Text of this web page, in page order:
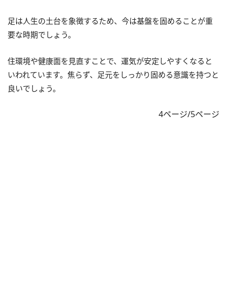
足は人生の土台を象徴するため、今は基盤を固めることが重
要な時期でしょう。
住環境や健康面を見直すことで、運気が安定しやすくなると
いわれています。焦らず、足元をしっかり固める意識を持つと
良いでしょう。
4ページ/5ページ